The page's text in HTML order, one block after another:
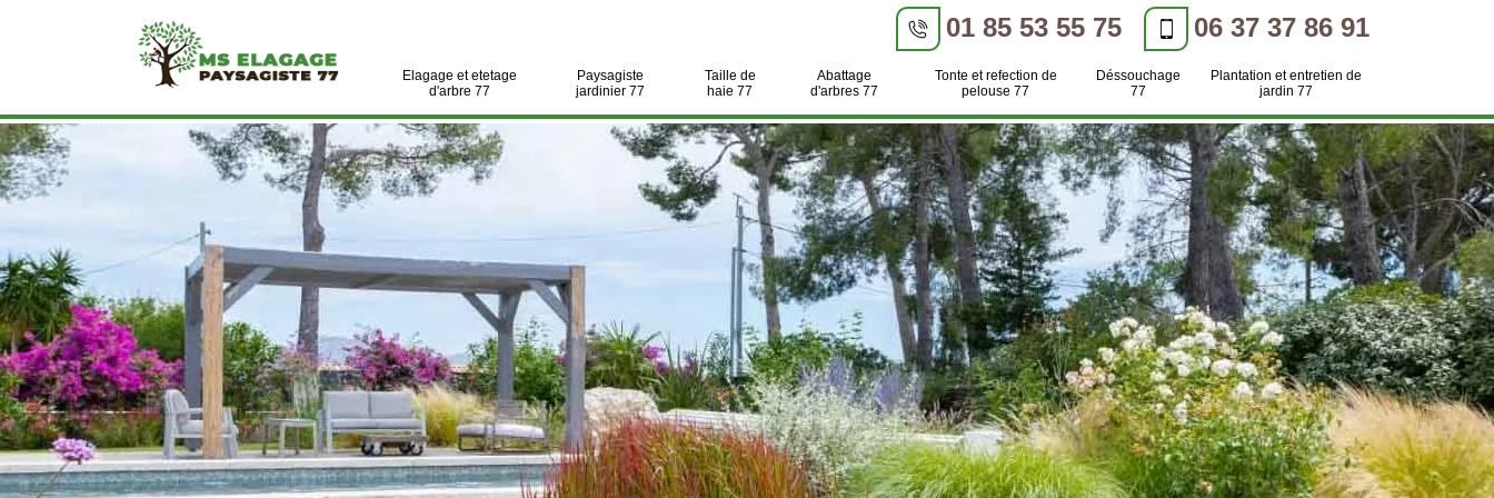
01 85 53 55 75 06 37 37 86 91
Elagage et etetage
d'arbre 77
Paysagiste
jardinier 77
Taille de
haie 77
Abattage
d'arbres 77
Tonte et refection de
pelouse 77
Déssouchage
77
Plantation et entretien de
jardin 77